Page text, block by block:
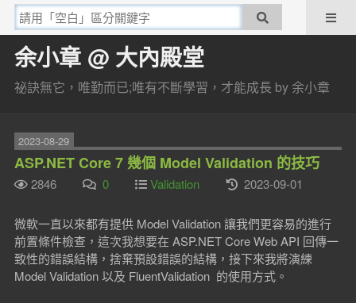
余小章 @ 大內殿堂
祕訣無它，唯勤而已;唯有不斷學習，才能成長 by 余小章
2023-08-29
ASP.NET Core 7 幾個 Model Validation 的技巧
2846 0 Validation 2023-09-01
微軟一直以來都有提供 Model Validation 讓我們更容易的進行
前置條件檢查，這次我想要在 ASP.NET Core Web API 回傳一
致性的錯誤結構，捨棄預設錯誤的結構，接下來我將演練
Model Validation 以及 FluentValidation 的使用方式。